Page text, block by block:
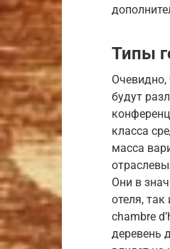
Типы
Очевидно,
будут
класса
масса
Они в
отеля,
chambre
деревень